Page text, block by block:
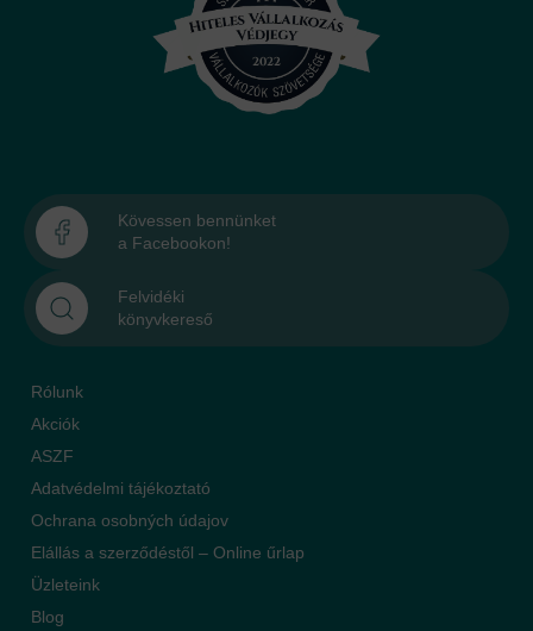
Kövessen bennünket
a Facebookon!
Felvidéki
könyvkereső
Rólunk
Akciók
ASZF
Adatvédelmi tájékoztató
Ochrana osobných údajov
Elállás a szerződéstől – Online űrlap
Üzleteink
Blog